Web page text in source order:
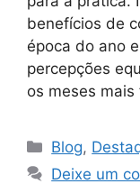
benefícios de
época do ano
percepções
os meses mais
Blog,
Deixe um